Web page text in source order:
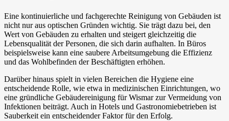
Eine kontinuierliche und fachgerechte Reinigung von Gebäuden ist
nicht nur aus optischen Gründen wichtig. Sie trägt dazu bei, den
Wert von Gebäuden zu erhalten und steigert gleichzeitig die
Lebensqualität der Personen, die sich darin aufhalten. In Büros
beispielsweise kann eine saubere Arbeitsumgebung die Effizienz
und das Wohlbefinden der Beschäftigten erhöhen.
Darüber hinaus spielt in vielen Bereichen die Hygiene eine
entscheidende Rolle, wie etwa in medizinischen Einrichtungen, wo
eine gründliche Gebäudereinigung für Wismar zur Vermeidung von
Infektionen beiträgt. Auch in Hotels und Gastronomiebetrieben ist
Sauberkeit ein entscheidender Faktor für den Erfolg.